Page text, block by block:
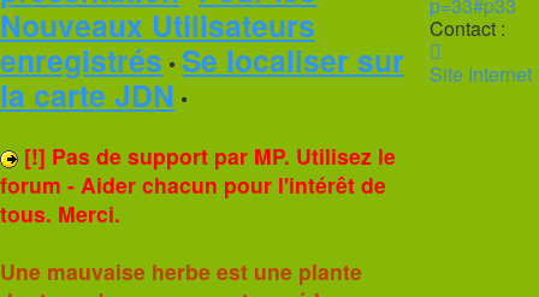
Nouveaux Utilisateurs
enregistrés • Se localiser sur
la carte JDN •
[!] Pas de support par MP. Utilisez le
forum - Aider chacun pour l'intérêt de
tous. Merci.
Une mauvaise herbe est une plante
p=33#p33
Contact :
Philippe
Site Internet